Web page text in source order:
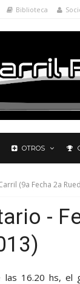
Biblioteca
OTROS
(9a Fecha 2a
-
16.20 hs, el